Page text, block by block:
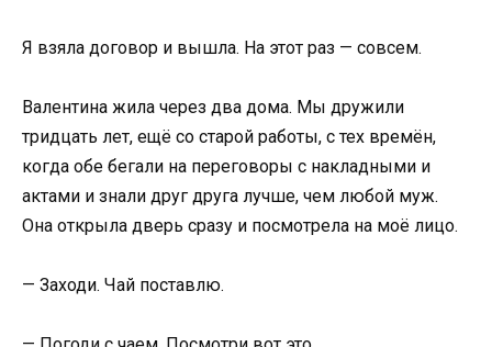
Я взяла договор и вышла. На этот раз — совсем.
Валентина жила через два дома. Мы дружили
тридцать лет, ещё со старой работы, с тех времён,
когда обе бегали на переговоры с накладными и
актами и знали друг друга лучше, чем любой муж.
Она открыла дверь сразу и посмотрела на моё лицо.
— Заходи. Чай поставлю.